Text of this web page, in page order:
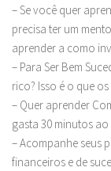
– Se você quer
precisa ter um
aprender a como
– Para Ser Bem
rico? Isso é o que
– Quer aprender
gasta 30 minutos
– Acompanhe seus
financeiros e de